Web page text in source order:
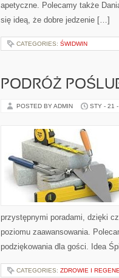
apetyczne. Polecamy także
się ideą, że dobre jedzenie […]
CATEGORIES: ŚWIDWIN
PODRÓŻ
POSTED BY ADMIN STY - 21
przystępnymi poradami, dzięki
poziomu zaawansowania.
podziękowania dla gości. Idea
CATEGORIES: ZDROWIE I